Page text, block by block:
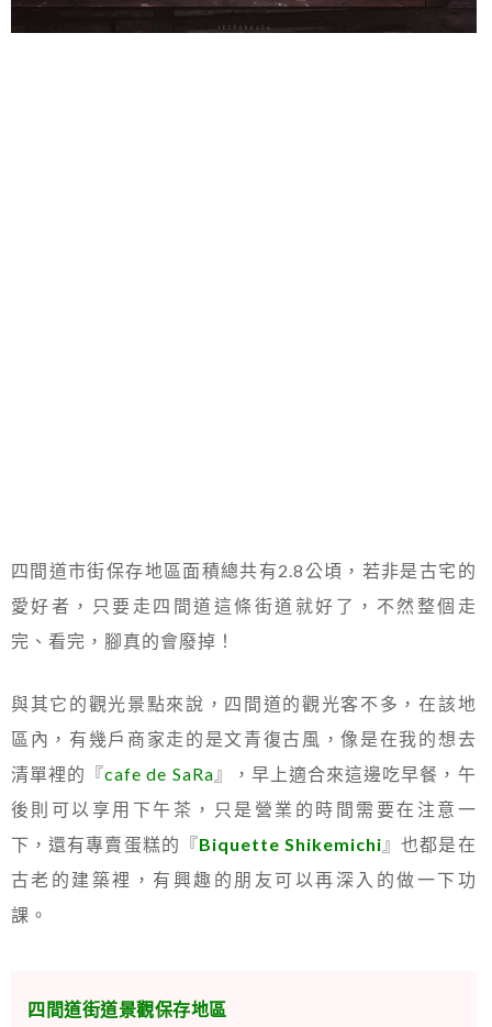
四間道市街保存地區面積總共有2.8公頃，若非是古宅的
愛好者，只要走四間道這條街道就好了，不然整個走
完、看完，腳真的會廢掉！
與其它的觀光景點來說，四間道的觀光客不多，在該地
區內，有幾戶商家走的是文青復古風，像是在我的想去
清單裡的『cafe de SaRa 』，早上適合來這邊吃早餐，午
後則可以享用下午茶，只是營業的時間需要在注意一
下，還有專賣蛋糕的『Biquette Shikemichi 』也都是在
古老的建築裡，有興趣的朋友可以再深入的做一下功
課。
四間道街道景觀保存地區